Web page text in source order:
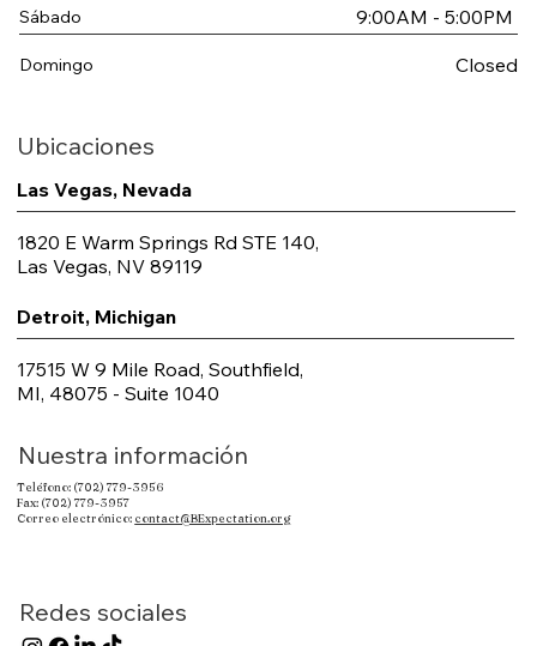
Sábado 9:00AM - 5:00PM
Domingo Closed
Ubicaciones
Las Vegas, Nevada
1820 E Warm Springs Rd STE 140,
Las Vegas, NV 89119
Detroit, Michigan
17515 W 9 Mile Road, Southfield,
MI, 48075 - Suite 1040
Nuestra información
Teléfono: (702) 779-3956
Fax: (702) 779-3957
Correo electrónico: contact@BExpectation.org
Redes sociales